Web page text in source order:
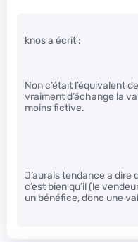
knos a écrit :
Non c’était l’équivalent
vraiment d’échange la
moins fictive.
J’aurais tendance a dire
c’est bien qu’il (le
un bénéfice, donc une